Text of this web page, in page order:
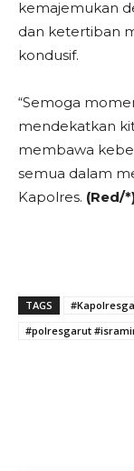
kemajemukan
dan ketertiban
kondusif.
“Semoga
mendekatkan
membawa
semua dalam
Kapolres. (Red/
TAGS
#polresgarut